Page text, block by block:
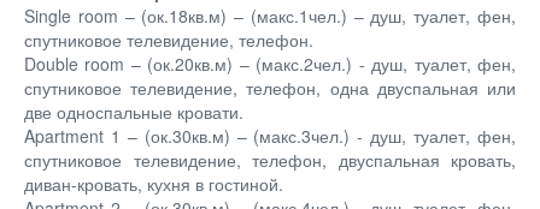
Single room – (ок.18кв.м) – (макс.1чел.) – душ, туалет, фен,
спутниковое телевидение, телефон.
Double room – (ок.20кв.м) – (макс.2чел.) - душ, туалет, фен,
спутниковое телевидение, телефон, одна двуспальная или
две односпальные кровати.
Apartment 1 – (ок.30кв.м) – (макс.3чел.) - душ, туалет, фен,
спутниковое телевидение, телефон, двуспальная кровать,
диван-кровать, кухня в гостиной.